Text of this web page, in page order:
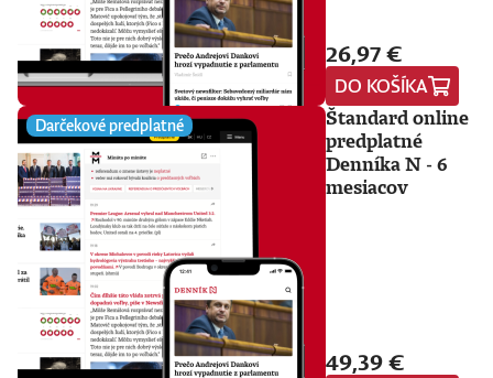
26,97 €
DO KOŠÍKA
Darčekové predplatné
Štandard online
predplatné
Denníka N - 6
mesiacov
49,39 €